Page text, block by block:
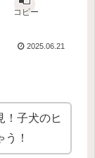
コピー
2025.06.21
！子犬のヒ
！